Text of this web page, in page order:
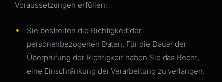
Voraussetzungen erfüllen:
Sie bestreiten die Richtigkeit der
personenbezogenen Daten. Für die Dauer der
Überprüfung der Richtigkeit haben Sie das Recht,
eine Einschränkung der Verarbeitung zu verlangen.